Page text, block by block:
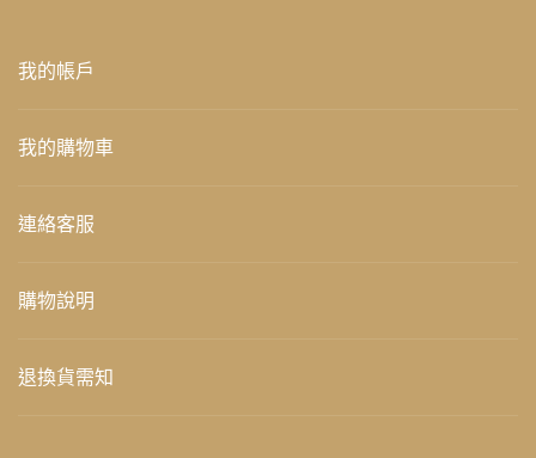
我的帳戶
我的購物車
連絡客服
購物說明
退換貨需知